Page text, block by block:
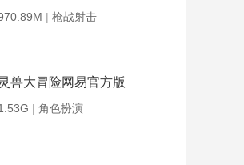
| 枪战射击
灵兽大冒险网易官方版
| 角色扮演